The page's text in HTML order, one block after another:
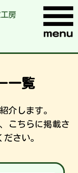
房
一覧
介します。
こちらに掲載さ
さい。